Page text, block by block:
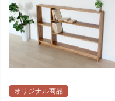
オリジナル商品